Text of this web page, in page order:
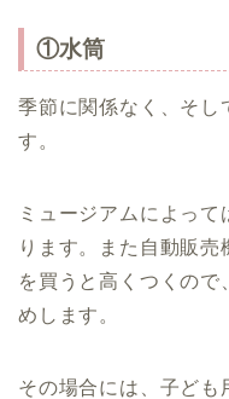
①水筒
季節に関係なく、そし
す。
ミュージアムによっ
ります。また自動販
を買うと高くつくので
めします。
その場合には、子ども